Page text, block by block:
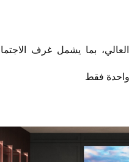
بما يشمل غرف
فقط